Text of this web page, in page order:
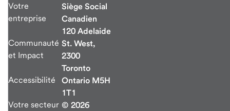
Votre
entreprise
Communauté
et Impact
Accessibilité
Votre secteur
Siège Social
Canadien
120 Adelaide
St. West,
2300
Toronto
Ontario M5H
1T1
© 2026